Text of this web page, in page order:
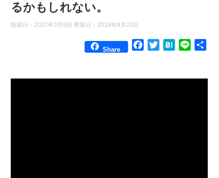
るかもしれない。
投稿日：2017年3月9日 更新日：2018年9月23日
Share
e
t
H
e
e